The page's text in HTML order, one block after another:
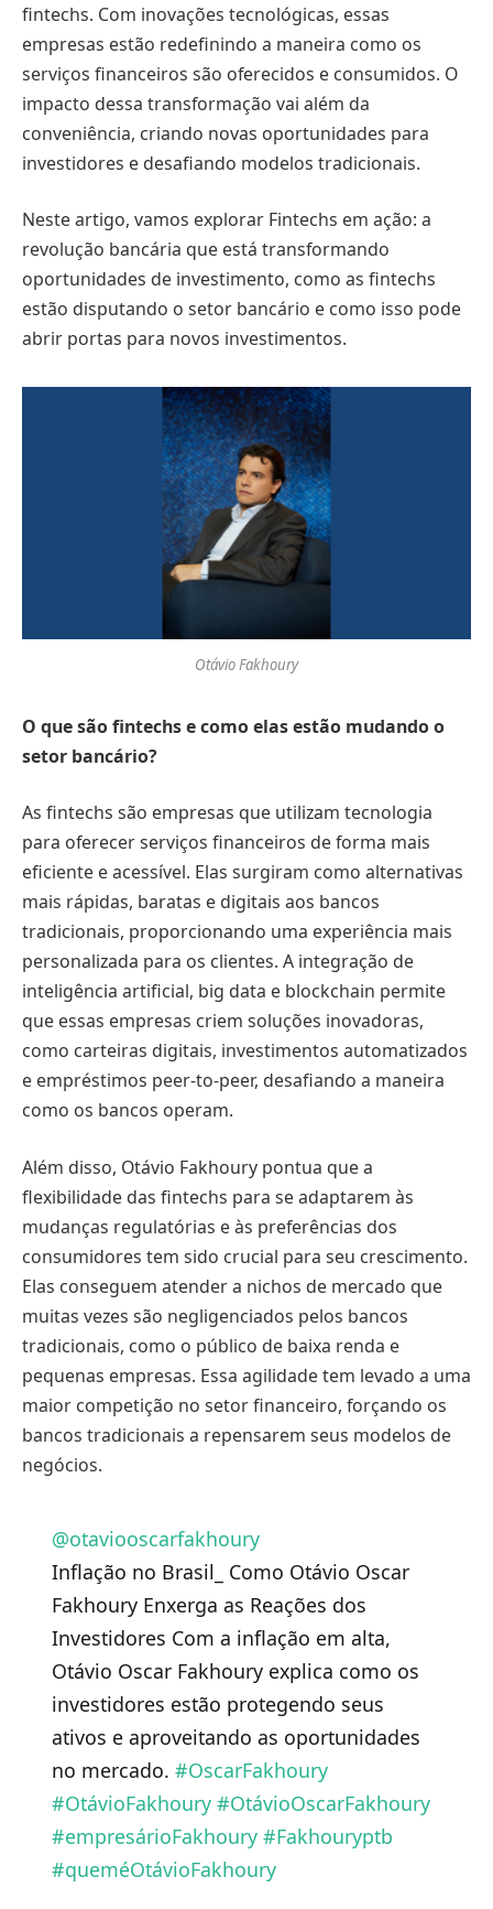
fintechs. Com inovações tecnológicas, essas
empresas estão redefinindo a maneira como os
serviços financeiros são oferecidos e consumidos. O
impacto dessa transformação vai além da
conveniência, criando novas oportunidades para
investidores e desafiando modelos tradicionais.
Neste artigo, vamos explorar Fintechs em ação: a
revolução bancária que está transformando
oportunidades de investimento, como as fintechs
estão disputando o setor bancário e como isso pode
abrir portas para novos investimentos.
Otávio Fakhoury
O que são fintechs e como elas estão mudando o
setor bancário?
As fintechs são empresas que utilizam tecnologia
para oferecer serviços financeiros de forma mais
eficiente e acessível. Elas surgiram como alternativas
mais rápidas, baratas e digitais aos bancos
tradicionais, proporcionando uma experiência mais
personalizada para os clientes. A integração de
inteligência artificial, big data e blockchain permite
que essas empresas criem soluções inovadoras,
como carteiras digitais, investimentos automatizados
e empréstimos peer-to-peer, desafiando a maneira
como os bancos operam.
Além disso, Otávio Fakhoury pontua que a
flexibilidade das fintechs para se adaptarem às
mudanças regulatórias e às preferências dos
consumidores tem sido crucial para seu crescimento.
Elas conseguem atender a nichos de mercado que
muitas vezes são negligenciados pelos bancos
tradicionais, como o público de baixa renda e
pequenas empresas. Essa agilidade tem levado a uma
maior competição no setor financeiro, forçando os
bancos tradicionais a repensarem seus modelos de
negócios.
@otaviooscarfakhoury
Inflação no Brasil_ Como Otávio Oscar
Fakhoury Enxerga as Reações dos
Investidores Com a inflação em alta,
Otávio Oscar Fakhoury explica como os
investidores estão protegendo seus
ativos e aproveitando as oportunidades
no mercado. #OscarFakhoury
#OtávioFakhoury #OtávioOscarFakhoury
#empresárioFakhoury #Fakhouryptb
#queméOtávioFakhoury